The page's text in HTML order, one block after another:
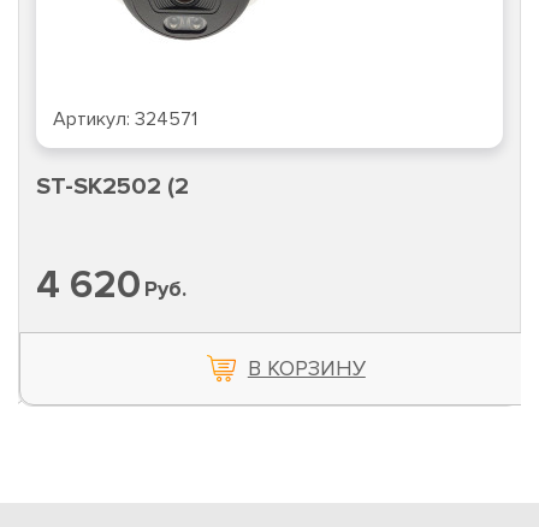
Артикул: 324571
ST-SK2502 (2
4 620 Руб.
В КОРЗИНУ